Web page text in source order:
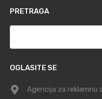
PRETRAGA
OGLASITE SE
Agencija za reklamnu